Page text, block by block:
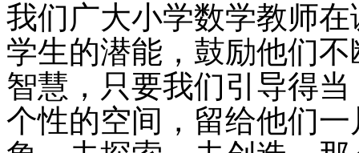
我们广大小学数学教师
学生的潜能，鼓励他们
智慧，只要我们引导得
个性的空间，留给他们